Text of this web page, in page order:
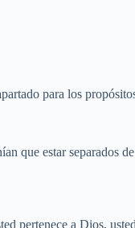
para los
estar separados
pertenece a Dios,